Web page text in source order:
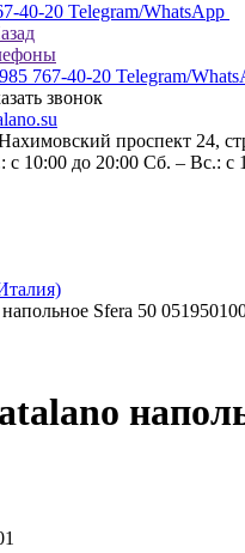
40-20 Telegram/WhatsApp
767-40-20 Telegram/
звонок
проспект 24,
10:00 до 20:00 Сб. – Вс.: с
Sfera 50